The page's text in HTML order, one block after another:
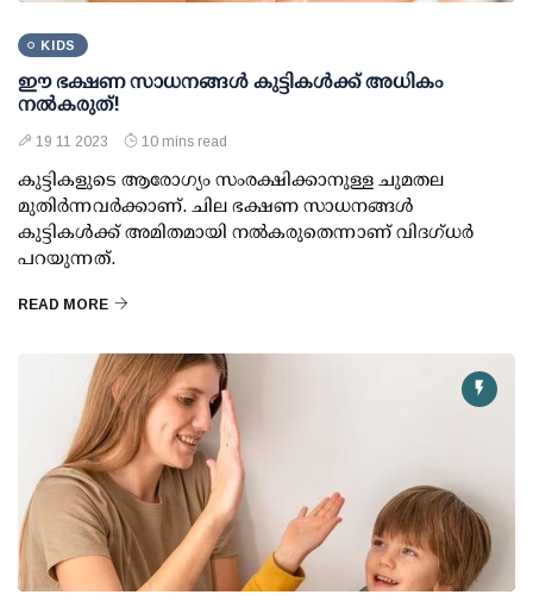
KIDS
ഈ ഭക്ഷണ സാധനങ്ങള്‍ കുട്ടികള്‍ക്ക് അധികം
നല്‍കരുത്!
19 11 2023 10 mins read
കുട്ടികളുടെ ആരോഗ്യം സംരക്ഷിക്കാനുള്ള ചുമതല
മുതിര്‍ന്നവര്‍ക്കാണ്. ചില ഭക്ഷണ സാധനങ്ങള്‍
കുട്ടികള്‍ക്ക് അമിതമായി നല്‍കരുതെന്നാണ് വിദഗ്ധര്‍
പറയുന്നത്.
READ MORE